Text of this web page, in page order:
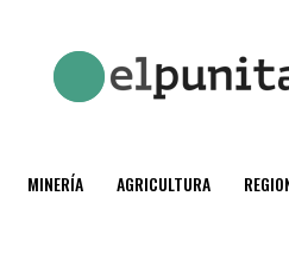
MINERÍA AGRICULTURA